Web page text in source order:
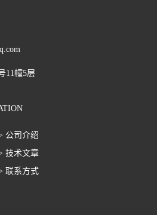
11幢5层
公司介绍
技术文章
联系方式